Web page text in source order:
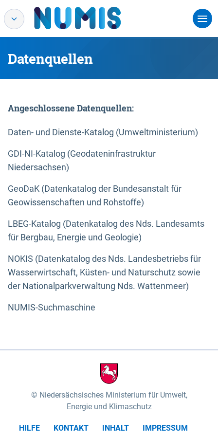
Datenquellen
Angeschlossene Datenquellen:
Daten- und Dienste-Katalog (Umweltministerium)
GDI-NI-Katalog (Geodateninfrastruktur
Niedersachsen)
GeoDaK (Datenkatalog der Bundesanstalt für
Geowissenschaften und Rohstoffe)
LBEG-Katalog (Datenkatalog des Nds. Landesamts
für Bergbau, Energie und Geologie)
NOKIS (Datenkatalog des Nds. Landesbetriebs für
Wasserwirtschaft, Küsten- und Naturschutz sowie
der Nationalparkverwaltung Nds. Wattenmeer)
NUMIS-Suchmaschine
Niedersächsisches Ministerium für Umwelt,
Energie und Klimaschutz
HILFE KONTAKT INHALT
IMPRESSUM